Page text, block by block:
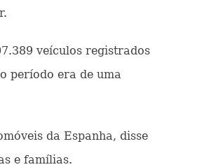
veículos registrados
período era de uma
da Espanha, disse
e famílias.